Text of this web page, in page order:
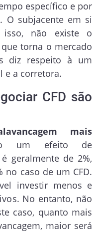
específico e por
O subjacente em si
não existe o
torna o mercado
diz respeito à um
e a corretora.
CFD são
mais
um efeito de
geralmente de 2%,
no caso de um CFD.
investir menos e
No entanto, não
caso, quanto mais
maior será